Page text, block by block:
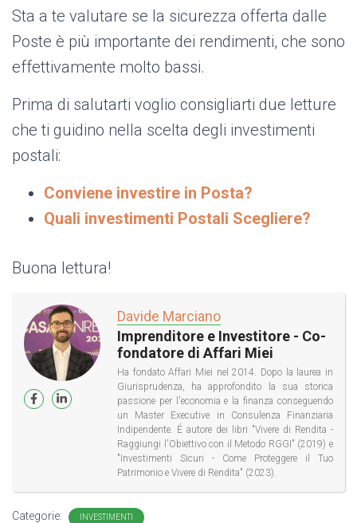
Sta a te valutare se la sicurezza offerta dalle
Poste è più importante dei rendimenti, che sono
effettivamente molto bassi.
Prima di salutarti voglio consigliarti due letture
che ti guidino nella scelta degli investimenti
postali:
Conviene investire in Posta?
Quali investimenti Postali Scegliere?
Buona lettura!
Davide Marciano
Imprenditore e Investitore - Co-
fondatore di Affari Miei
Ha fondato Affari Miei nel 2014. Dopo la laurea in
Giurisprudenza, ha approfondito la sua storica
passione per l'economia e la finanza conseguendo
un Master Executive in Consulenza Finanziaria
Indipendente. É autore dei libri "Vivere di Rendita -
Raggiungi l'Obiettivo con il Metodo RGGI" (2019) e
"Investimenti Sicuri - Come Proteggere il Tuo
Patrimonio e Vivere di Rendita" (2023).
Categorie: INVESTIMENTI